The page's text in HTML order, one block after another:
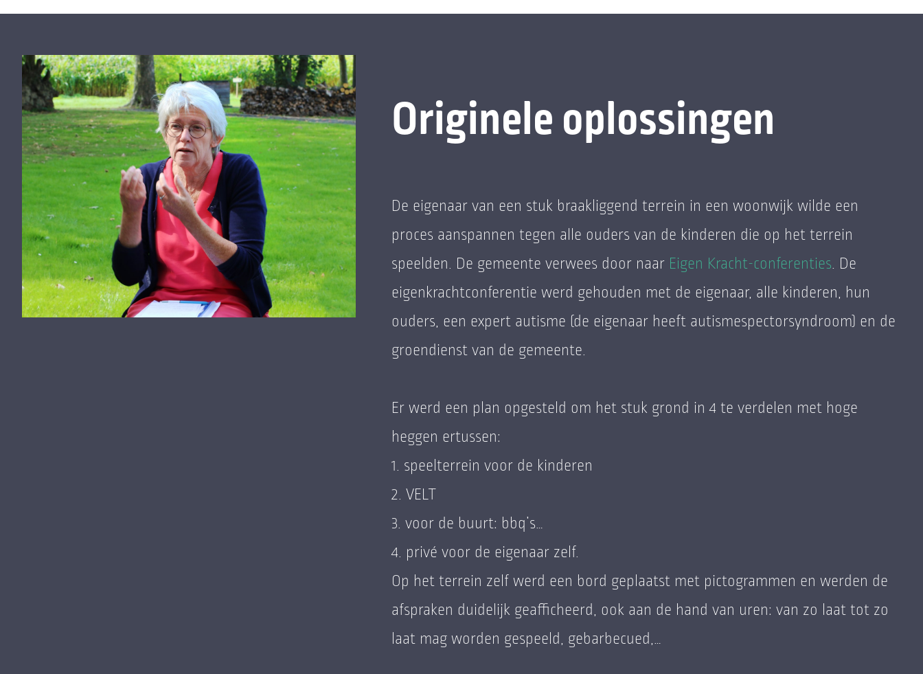
Originele oplossingen
De eigenaar van een stuk braakliggend terrein in een woonwijk wilde een
proces aanspannen tegen alle ouders van de kinderen die op het terrein
speelden. De gemeente verwees door naar Eigen Kracht-conferenties. De
eigenkrachtconferentie werd gehouden met de eigenaar, alle kinderen, hun
ouders, een expert autisme (de eigenaar heeft autismespectorsyndroom) en de
groendienst van de gemeente.
Er werd een plan opgesteld om het stuk grond in 4 te verdelen met hoge
heggen ertussen:
1. speelterrein voor de kinderen
2. VELT
3. voor de buurt: bbq’s…
4. privé voor de eigenaar zelf.
Op het terrein zelf werd een bord geplaatst met pictogrammen en werden de
afspraken duidelijk geafficheerd, ook aan de hand van uren: van zo laat tot zo
laat mag worden gespeeld, gebarbecued,…